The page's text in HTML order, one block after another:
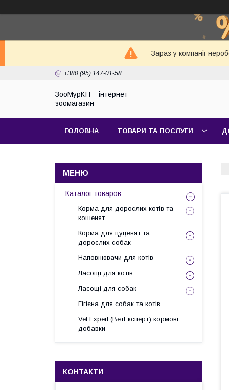
Зараз у компанії
+380 (95) 147-01-58
ЗооМурКІТ - інтернет
зоомагазин
ГОЛОВНА ТОВАРИ ТА ПОСЛУГИ
Каталог товаров
Корма для дорослих котів та
кошенят
Корма для цуценят та
дорослих собак
Наповнювачи для котів
Ласощі для котів
Ласощі для собак
Гігієна для собак та котів
Vet Expert (ВетЕксперт) кормові
добавки
КОНТАКТИ